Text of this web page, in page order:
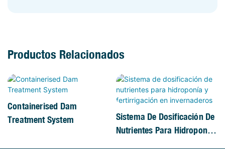
Productos Relacionados
Containerised Dam
Treatment System
Sistema De Dosificación De
Nutrientes Para Hidroponía